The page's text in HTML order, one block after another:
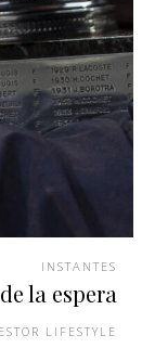
INSTANTES
la espera
LIFESTYLE